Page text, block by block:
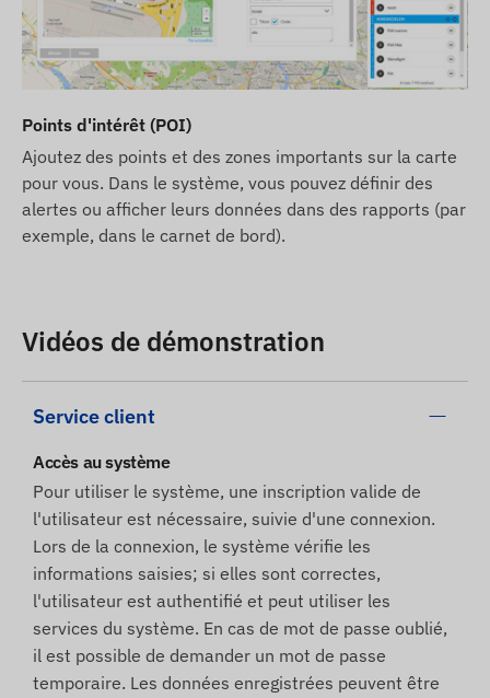
Points d'intérêt (POI)
Ajoutez des points et des zones importants sur la carte
pour vous. Dans le système, vous pouvez définir des
alertes ou afficher leurs données dans des rapports (par
exemple, dans le carnet de bord).
Vidéos de démonstration
Service client
Accès au système
Pour utiliser le système, une inscription valide de
l'utilisateur est nécessaire, suivie d'une connexion.
Lors de la connexion, le système vérifie les
informations saisies; si elles sont correctes,
l'utilisateur est authentifié et peut utiliser les
services du système. En cas de mot de passe oublié,
il est possible de demander un mot de passe
temporaire. Les données enregistrées peuvent être